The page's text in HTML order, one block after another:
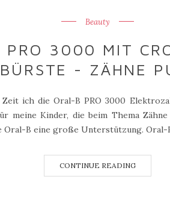
Beauty
PRO 3000 MIT
- ZÄHNE
ich die Oral-B PRO 3000
meine Kinder, die beim Thema
B eine große Unterstützung. Oral-B
CONTINUE READING